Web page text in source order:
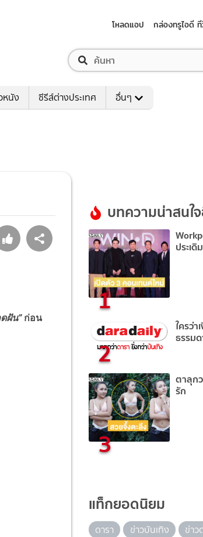
โหลดแอป กล่องทรูไอดี
หนัง ซีรีส์ต่างประเทศ อื่นๆ
ฝัน”ก่อน
บทความน่าสนใ
1
ประเ
2
ใครว่า
ธรรม
3
ตาลุก
รัก
แท็กยอดนิยม
ดารา ข่าวบันเทิง ข่าว